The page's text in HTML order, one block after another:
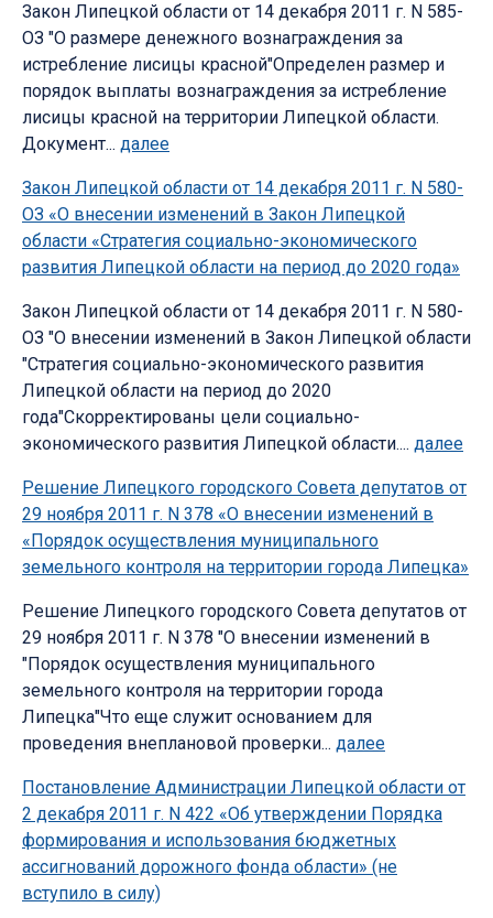
Закон Липецкой области от 14 декабря 2011 г. N 585-
ОЗ "О размере денежного вознаграждения за
истребление лисицы красной"Определен размер и
порядок выплаты вознаграждения за истребление
лисицы красной на территории Липецкой области.
Документ... далее
Закон Липецкой области от 14 декабря 2011 г. N 580-
ОЗ «О внесении изменений в Закон Липецкой
области «Стратегия социально-экономического
развития Липецкой области на период до 2020 года»
Закон Липецкой области от 14 декабря 2011 г. N 580-
ОЗ "О внесении изменений в Закон Липецкой области
"Стратегия социально-экономического развития
Липецкой области на период до 2020
года"Скорректированы цели социально-
экономического развития Липецкой области.... далее
Решение Липецкого городского Совета депутатов от
29 ноября 2011 г. N 378 «О внесении изменений в
«Порядок осуществления муниципального
земельного контроля на территории города Липецка»
Решение Липецкого городского Совета депутатов от
29 ноября 2011 г. N 378 "О внесении изменений в
"Порядок осуществления муниципального
земельного контроля на территории города
Липецка"Что еще служит основанием для
проведения внеплановой проверки... далее
Постановление Администрации Липецкой области от
2 декабря 2011 г. N 422 «Об утверждении Порядка
формирования и использования бюджетных
ассигнований дорожного фонда области» (не
вступило в силу)